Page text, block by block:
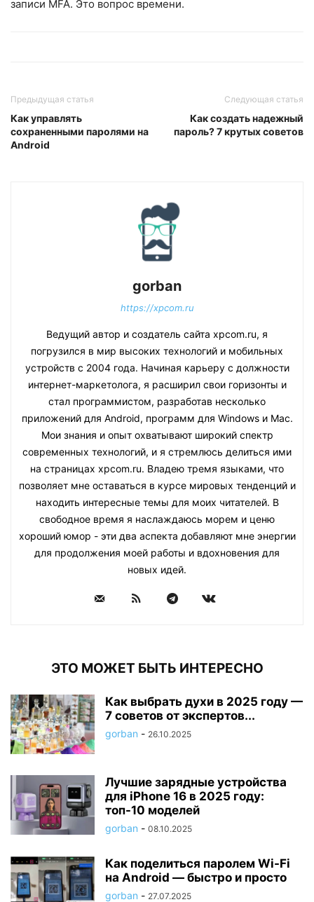
записи MFA. Это вопрос времени.
Предыдущая статья
Как управлять
сохраненными паролями на
Android
Следующая статья
Как создать надежный
пароль? 7 крутых советов
gorban
https://xpcom.ru
Ведущий автор и создатель сайта xpcom.ru, я
погрузился в мир высоких технологий и мобильных
устройств с 2004 года. Начиная карьеру с должности
интернет-маркетолога, я расширил свои горизонты и
стал программистом, разработав несколько
приложений для Android, программ для Windows и Mac.
Мои знания и опыт охватывают широкий спектр
современных технологий, и я стремлюсь делиться ими
на страницах xpcom.ru. Владею тремя языками, что
позволяет мне оставаться в курсе мировых тенденций и
находить интересные темы для моих читателей. В
свободное время я наслаждаюсь морем и ценю
хороший юмор - эти два аспекта добавляют мне энергии
для продолжения моей работы и вдохновения для
новых идей.
ЭТО МОЖЕТ БЫТЬ ИНТЕРЕСНО
Как выбрать духи в 2025 году —
7 советов от экспертов...
gorban - 26.10.2025
Лучшие зарядные устройства
для iPhone 16 в 2025 году:
топ-10 моделей
gorban - 08.10.2025
Как поделиться паролем Wi-Fi
на Android — быстро и просто
gorban - 27.07.2025